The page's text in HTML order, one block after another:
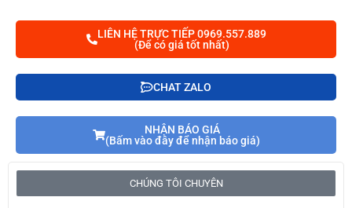
LIÊN HỆ TRỰC TIẾP 0969.557.889
(Để có giá tốt nhất)
CHAT ZALO
NHẬN BÁO GIÁ
(Bấm vào đây để nhận báo giá)
CHÚNG TÔI CHUYÊN